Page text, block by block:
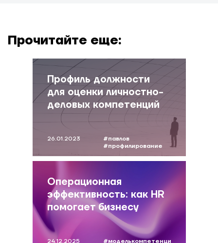
Прочитайте еще:
Профиль должности
для оценки личностно-
деловых компетенций
26.01.2023
#павлов
#профилирование
#foresight
Операционная
эффективность: как HR
помогает бизнесу
укреплять устойчивость
24.12.2025
#моделькомпетенций